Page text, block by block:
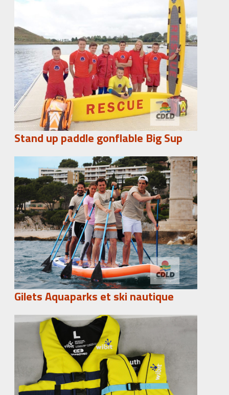
Stand up paddle gonflable Big Sup
Gilets Aquaparks et ski nautique